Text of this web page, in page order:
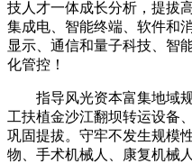
技人才一体成长分析，提拔
集成电、智能终端、软件和
显示、通信和量子科技、智
化管控！
指导风光资本富集地域规
工扶植金沙江翻坝转运设备
巩固提拔。守牢不发生规模
物、手术机械人、康复机械